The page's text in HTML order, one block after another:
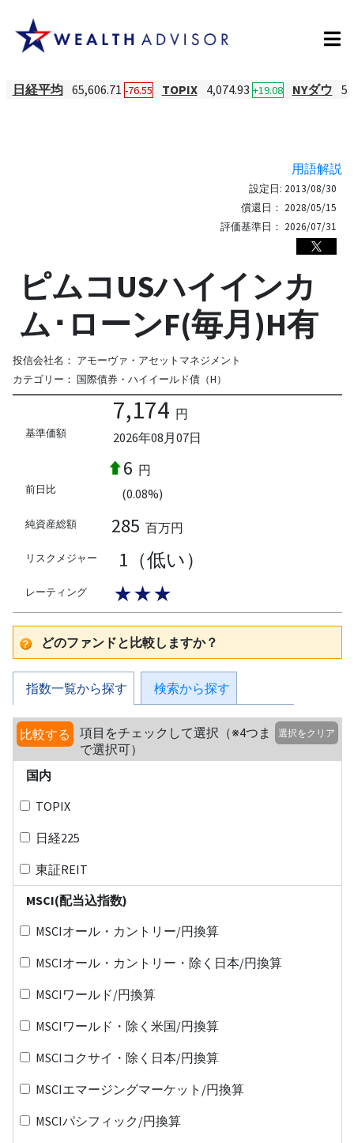
日経平均 65,606.71 -76.55 TOPIX 4,074.93 +19.08 NYダウ
用語解説
設定日: 2013/08/30
償還日： 2028/05/15
評価基準日： 2026/07/31
ピムコUSハイインカ
ム･ローンF(毎月)H有
投信会社名： アモーヴァ・アセットマネジメント
カテゴリー： 国際債券・ハイイールド債（H）
基準価額
7,174 円
2026年08月07日
前日比
6 円
(0.08%)
純資産総額 285 百万円
リスクメジャー 1（低い）
レーティング ★★★
どのファンドと比較しますか？
指数一覧から探す 検索から探す
比較する
項目をチェックして選択（※4つま
で選択可）
選択をクリア
国内
TOPIX
日経225
東証REIT
MSCI(配当込指数)
MSCIオール・カントリー/円換算
MSCIオール・カントリー・除く日本/円換算
MSCIワールド/円換算
MSCIワールド・除く米国/円換算
MSCIコクサイ・除く日本/円換算
MSCIエマージングマーケット/円換算
MSCIパシフィック/円換算